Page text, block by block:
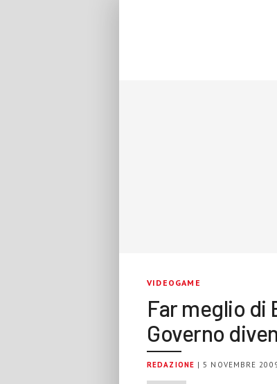
VIDEOGAME
Far meglio di
Governo
REDAZIONE | 5 NOVEMBRE